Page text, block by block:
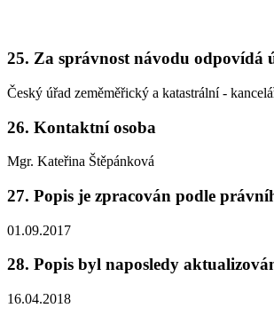
25. Za správnost návodu odpovídá
Český úřad zeměměřický a katastrální -
26. Kontaktní osoba
Mgr. Kateřina Štěpánková
27. Popis je zpracován podle
01.09.2017
28. Popis byl naposledy
16.04.2018